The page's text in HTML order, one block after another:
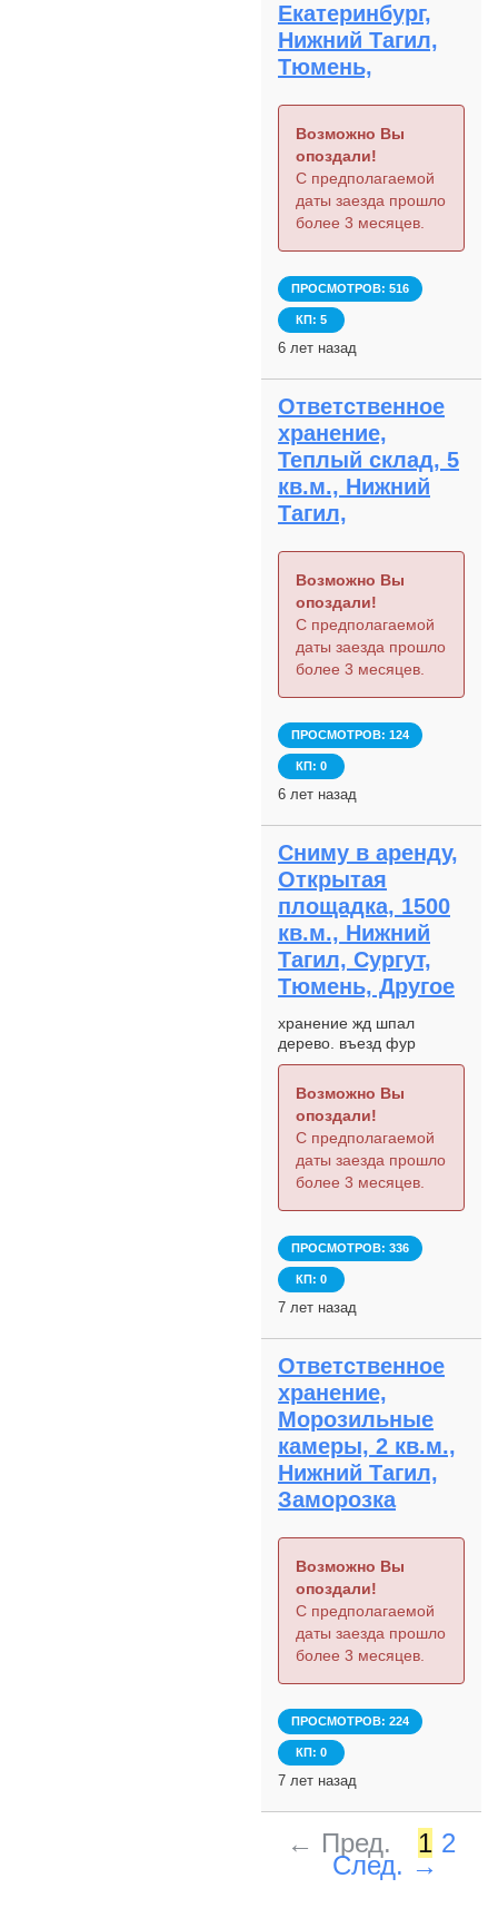
Екатеринбург,
Нижний Тагил,
Тюмень,
Возможно Вы
опоздали!
С предполагаемой
даты заезда прошло
более 3 месяцев.
ПРОСМОТРОВ: 516
КП: 5
6 лет назад
Ответственное
хранение,
Теплый склад, 5
кв.м., Нижний
Тагил,
Возможно Вы
опоздали!
С предполагаемой
даты заезда прошло
более 3 месяцев.
ПРОСМОТРОВ: 124
КП: 0
6 лет назад
Сниму в аренду,
Открытая
площадка, 1500
кв.м., Нижний
Тагил, Сургут,
Тюмень, Другое
хранение жд шпал
дерево. въезд фур
Возможно Вы
опоздали!
С предполагаемой
даты заезда прошло
более 3 месяцев.
ПРОСМОТРОВ: 336
КП: 0
7 лет назад
Ответственное
хранение,
Морозильные
камеры, 2 кв.м.,
Нижний Тагил,
Заморозка
Возможно Вы
опоздали!
С предполагаемой
даты заезда прошло
более 3 месяцев.
ПРОСМОТРОВ: 224
КП: 0
7 лет назад
← Пред. 1 2
След. →